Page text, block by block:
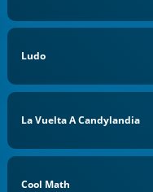
Ludo
La Vuelta A Candylandia
Cool Math